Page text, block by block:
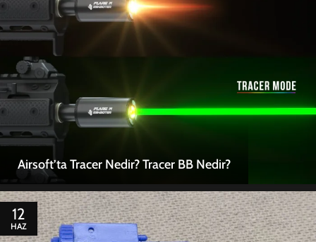
Airsoft’ta Tracer Nedir? Tracer BB Nedir?
12
HAZ